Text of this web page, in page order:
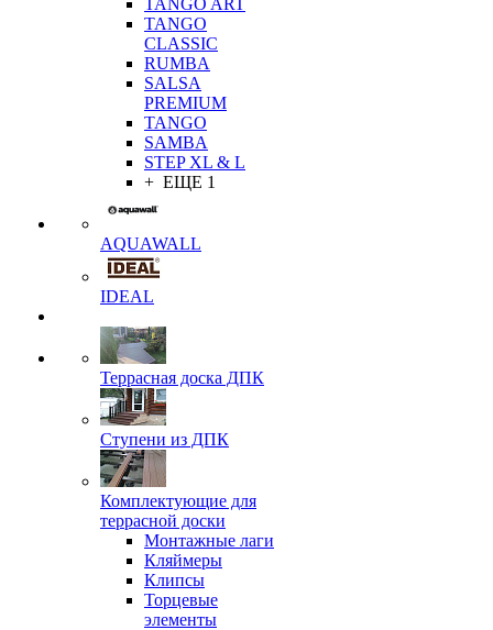
TANGO ART
TANGO
CLASSIC
RUMBA
SALSA
PREMIUM
TANGO
SAMBA
STEP XL & L
+ ЕЩЕ 1
AQUAWALL
IDEAL
Террасная доска ДПК
Ступени из ДПК
Комплектующие для
террасной доски
Монтажные лаги
Кляймеры
Клипсы
Торцевые
элементы